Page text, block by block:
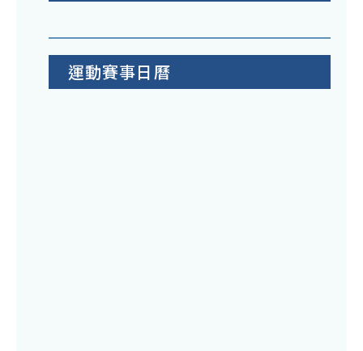
運動賽事日曆